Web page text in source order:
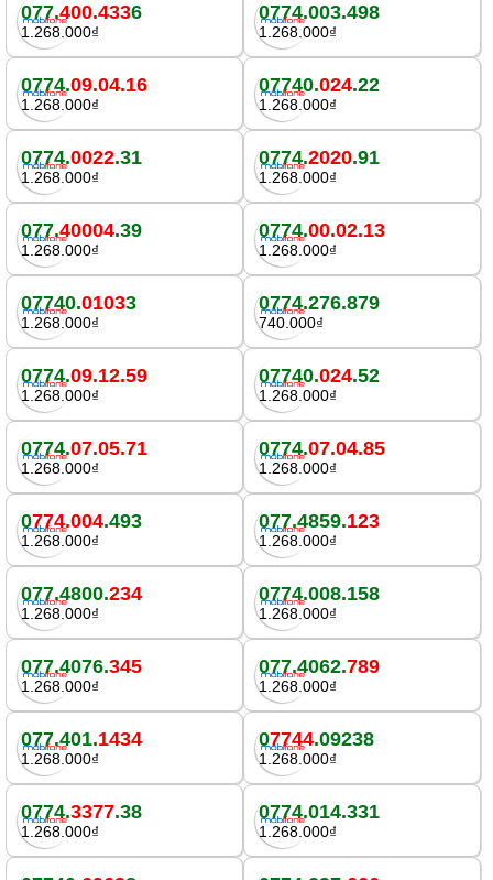
077.400.4336
1.268.000₫
0774.003.498
1.268.000₫
0774.09.04.16
1.268.000₫
07740.024.22
1.268.000₫
0774.0022.31
1.268.000₫
0774.2020.91
1.268.000₫
077.40004.39
1.268.000₫
0774.00.02.13
1.268.000₫
07740.01033
1.268.000₫
0774.276.879
740.000₫
0774.09.12.59
1.268.000₫
07740.024.52
1.268.000₫
0774.07.05.71
1.268.000₫
0774.07.04.85
1.268.000₫
0774.004.493
1.268.000₫
077.4859.123
1.268.000₫
077.4800.234
1.268.000₫
0774.008.158
1.268.000₫
077.4076.345
1.268.000₫
077.4062.789
1.268.000₫
077.401.1434
1.268.000₫
07744.09238
1.268.000₫
0774.3377.38
1.268.000₫
0774.014.331
1.268.000₫